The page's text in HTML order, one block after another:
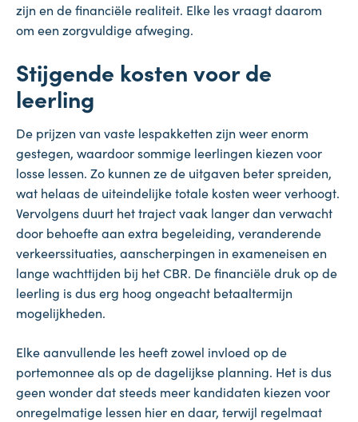
zijn en de financiële realiteit. Elke les vraagt daarom
om een zorgvuldige afweging.
Stijgende kosten voor de
leerling
De prijzen van vaste lespakketten zijn weer enorm
gestegen, waardoor sommige leerlingen kiezen voor
losse lessen. Zo kunnen ze de uitgaven beter spreiden,
wat helaas de uiteindelijke totale kosten weer verhoogt.
Vervolgens duurt het traject vaak langer dan verwacht
door behoefte aan extra begeleiding, veranderende
verkeerssituaties, aanscherpingen in exameneisen en
lange wachttijden bij het CBR. De financiële druk op de
leerling is dus erg hoog ongeacht betaaltermijn
mogelijkheden.
Elke aanvullende les heeft zowel invloed op de
portemonnee als op de dagelijkse planning. Het is dus
geen wonder dat steeds meer kandidaten kiezen voor
onregelmatige lessen hier en daar, terwijl regelmaat